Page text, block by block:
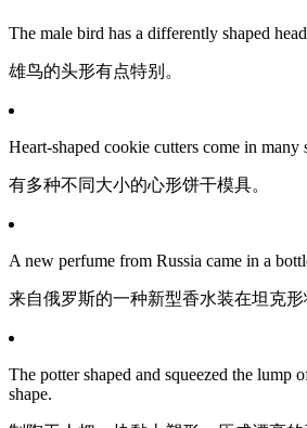
The male bird has a differently shaped
雄鸟的头形有点特别。
Heart-shaped cookie cutters come in many
有多种不同大小的心形饼干模具。
A new perfume from Russia came in a
来自俄罗斯的一种新型香水装在坦克形
The potter shaped and squeezed the lump
shape.